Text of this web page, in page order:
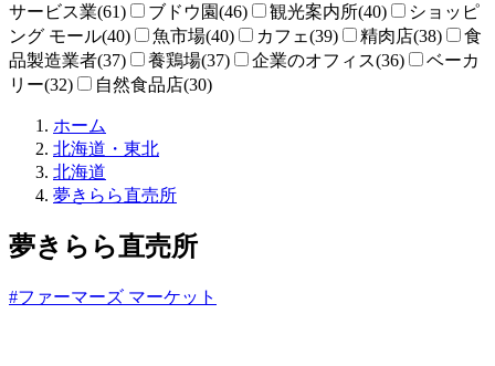
サービス業(61)
ブドウ園(46) 観光案内所(40)
ショッピ
ング モール(40)
魚市場(40) カフェ(39) 精肉店(38)
食
品製造業者(37)
養鶏場(37) 企業のオフィス(36)
ベーカ
リー(32)
自然食品店(30)
ホーム
売
ね
と
北海道・東北
北海道
夢きらら直売所
夢きらら直売所
#ファーマーズ マーケット